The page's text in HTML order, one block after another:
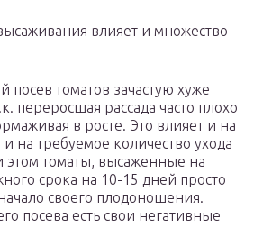
влияет и множество
томатов зачастую хуже
переросшая рассада часто плохо
в росте. Это влияет и на
на требуемое количество ухода
этом томаты, высаженные на
срока на 10-15 дней просто
своего плодоношения.
посева есть свои негативные